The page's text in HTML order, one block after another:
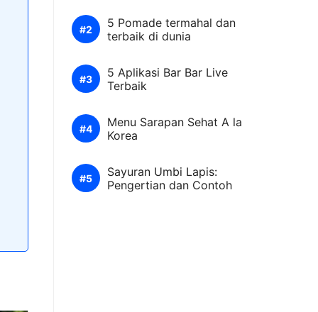
5 Pomade termahal dan
terbaik di dunia
5 Aplikasi Bar Bar Live
Terbaik
Menu Sarapan Sehat A la
Korea
Sayuran Umbi Lapis:
Pengertian dan Contoh